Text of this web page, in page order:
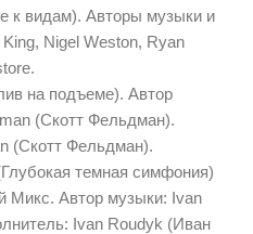
к видам). Авторы музыки и
Nigel Weston, Ryan
на подъеме). Автор
(Скотт Фельдман).
(Скотт Фельдман).
темная симфония)
Микс. Автор музыки: Ivan
Ivan Roudyk (Иван